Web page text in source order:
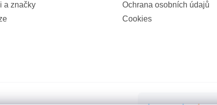
a značky
Ochrana osobních údajů
Cookies